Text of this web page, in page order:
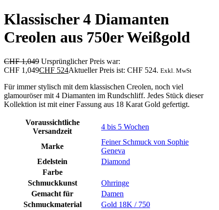
Klassischer 4 Diamanten
Creolen aus 750er Weißgold
CHF1,049 Ursprünglicher Preis war:
CHF 1,049CHF 524Aktueller Preis ist: CHF 524. Exkl. MwSt
Für immer stylisch mit dem klassischen Creolen, noch viel
glamouröser mit 4 Diamanten im Rundschliff. Jedes Stück dieser
Kollektion ist mit einer Fassung aus 18 Karat Gold gefertigt.
Voraussichtliche
Versandzeit
4 bis 5 Wochen
Marke
Feiner Schmuck von Sophie
Geneva
Edelstein
Diamond
Farbe
Schmuckkunst
Ohrringe
Gemacht für
Damen
Schmuckmaterial
Gold 18K / 750